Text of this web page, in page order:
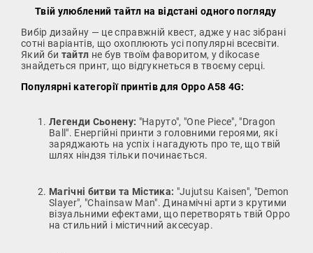
Твій улюблений тайтл на відстані одного погляду
Вибір дизайну — це справжній квест, адже у нас зібрані
сотні варіантів, що охоплюють усі популярні всесвіти.
Який би тайтл не був твоїм фаворитом, у dikocase
знайдеться принт, що відгукнеться в твоєму серці.
Популярні категорії принтів для Oppo A58 4G:
Легенди Сьонену: "Наруто", "One Piece", "Dragon
Ball". Енергійні принти з головними героями, які
заряджають на успіх і нагадують про те, що твій
шлях ніндзя тільки починається.
Магічні битви та Містика: "Jujutsu Kaisen", "Demon
Slayer", "Chainsaw Man". Динамічні арти з крутими
візуальними ефектами, що перетворять твій Oppo
на стильний і містичний аксесуар.